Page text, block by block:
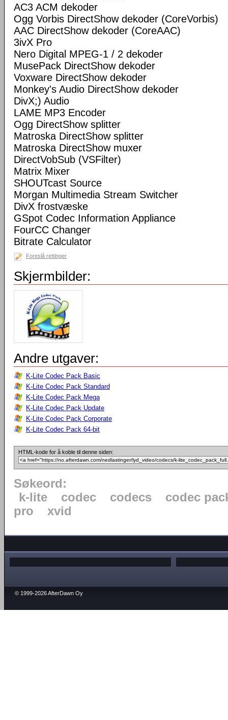
AC3 ACM dekoder
Ogg Vorbis DirectShow dekoder (CoreVorbis)
AAC DirectShow dekoder (CoreAAC)
3ivX Pro
Nero Digital MPEG-1 / 2 dekoder
MusePack DirectShow dekoder
Voxware DirectShow dekoder
Monkey's Audio DirectShow dekoder
DivX;) Audio
LAME MP3 Encoder
Ogg DirectShow splitter
Matroska DirectShow splitter
Matroska DirectShow muxer
DirectVobSub (VSFilter)
Matrix Mixer
SHOUTcast Source
Morgan Multimedia Stream Switcher
DivX frostvæske
GSpot Codec Information Appliance
FourCC Changer
Bitrate Calculator
Foreslå rettinger
Skjermbilder:
Andre utgaver:
K-Lite Codec Pack Basic
K-Lite Codec Pack Standard
K-Lite Codec Pack Mega
K-Lite Codec Pack Update
K-Lite Codec Pack Corporate
K-Lite Codec Pack 64-bit
HTML-kode for å koble til denne siden:
Søkeord:
k-lite
codec codecs
codec
pro
xvid
© 1999-2026 AfterDawn Oy